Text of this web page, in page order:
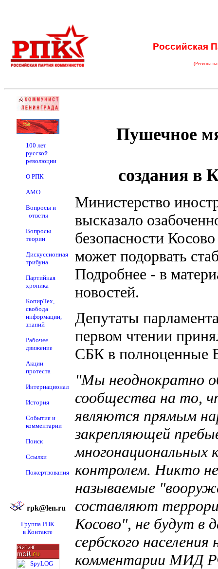
Российская
100 лет
русской
революции
О РПК
АМО
Вопросы и
ответы
Вопросы
теории
Дискуссионная
трибуна
Партийная
хроника
КопирТех,
свобода
информации,
знаний
Рабочее
движение
Акции
протеста
Интернационал
История
События и
комментарии
Поиск
Ссылки
Пожертвования
rpk@len.ru
Группа РПК
в Контакте
Пушечное
создания в
Министерство
высказало
безопасности
может подорвать
Подробнее - в
новостей.
Депутаты
первом чтении
СБК в полноценные
"Мы неоднократно
сообщества на то,
являются прямым
закрепляющей
контролем. Никто
называемые
составляют
Косово", не будут в
сербского
комментарии МИД